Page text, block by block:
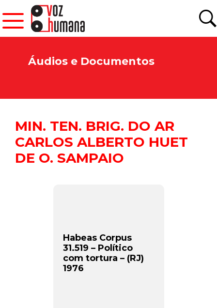
Áudios e Documentos
MIN. TEN. BRIG. DO AR
CARLOS ALBERTO HUET
DE O. SAMPAIO
Habeas Corpus
31.519 – Político
com tortura – (RJ)
1976